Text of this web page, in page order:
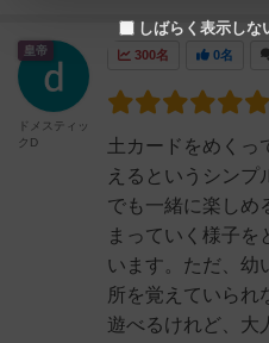
300名 0名
土カードをめくっ
えるというシンプ
でも一緒に楽しめ
まっていく様子を
います。ただ、幼
所を覚えていられ
遊べるけれど、大
皇帝
ドメスティッ
クD
しばらく表示しな